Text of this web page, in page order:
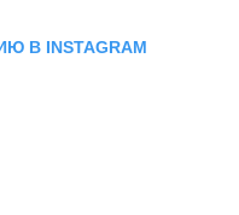
В INSTAGRAM